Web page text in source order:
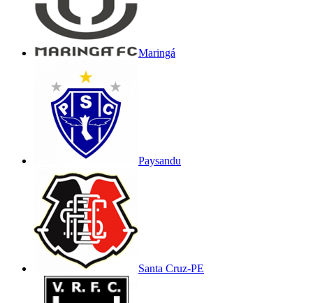
Maringá
Paysandu
Santa Cruz-PE